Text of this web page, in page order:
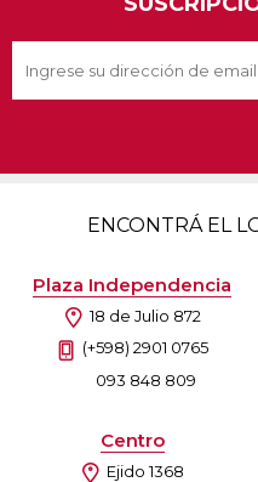
ENCONTRÁ EL
Plaza Independencia
18 de Julio 872
(+598) 2901 0765
093 848 809
Centro
Ejido 1368